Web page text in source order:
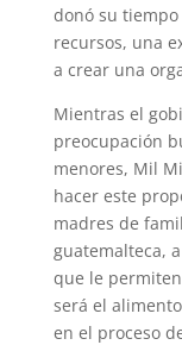
donó su
recursos, una
a crear una
Mientras el
preocupación
menores, Mil
hacer este
madres de
guatemalteca,
que le
será el
en el proceso